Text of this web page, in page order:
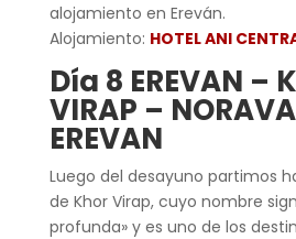
alojamiento en Ereván.
Alojamiento: HOTEL ANI
Día 8 EREVAN –
VIRAP –
EREVAN
Luego del desayuno partimos
de Khor Virap, cuyo nombre
profunda» y es uno de los